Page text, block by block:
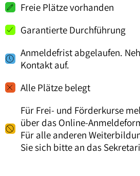
Freie Plätze vorhanden
Garantierte Durchführung
Anmeldefrist abgelaufen.
Kontakt auf.
Alle Plätze belegt
Für Frei- und Förderkurse
über das Online-
Für alle anderen
Sie sich bitte an das